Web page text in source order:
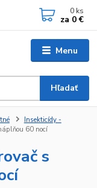
Menu
Hľadať
0 ks
za 0 €
Insekticídy -
60 nocí
s